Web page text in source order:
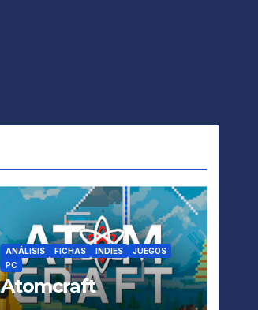
ANÁLISIS FICHAS INDIES
JUEGOS
PC
Atomcraft